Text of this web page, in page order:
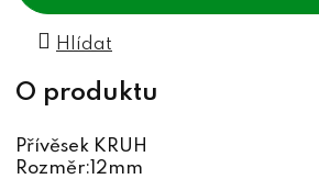
Hlídat
Přívěsek KRUH
Rozměr:12mm